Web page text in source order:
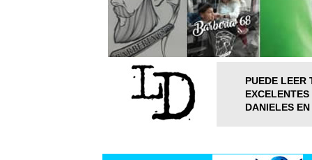
PUEDE LEER
DANIELES